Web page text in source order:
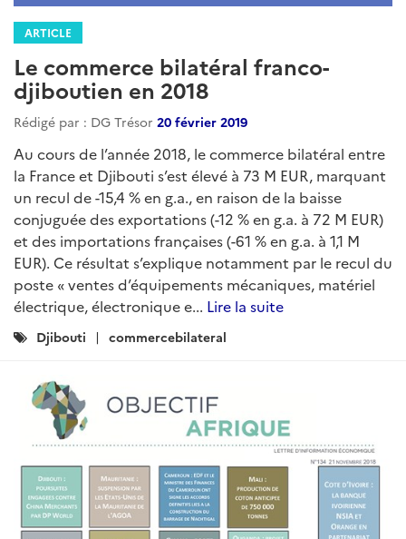
ARTICLE
Le commerce bilatéral franco-
djiboutien en 2018
Rédigé par : DG Trésor 20 février 2019
Au cours de l’année 2018, le commerce bilatéral entre
la France et Djibouti s’est élevé à 73 M EUR, marquant
un recul de -15,4 % en g.a., en raison de la baisse
conjuguée des exportations (-12 % en g.a. à 72 M EUR)
et des importations françaises (-61 % en g.a. à 1,1 M
EUR). Ce résultat s’explique notamment par le recul du
poste « ventes d’équipements mécaniques, matériel
électrique, électronique e... Lire la suite
Catégories
Djibouti commercebilateral